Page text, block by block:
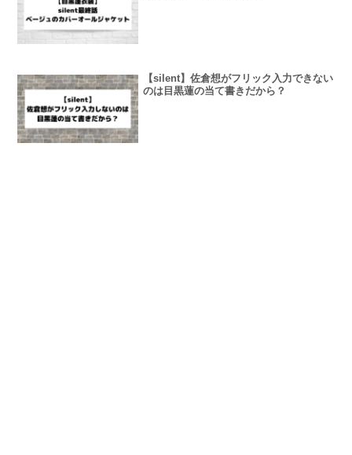
【silent】佐倉想がフリック入力できない
のは目黒蓮の当て書きだから？